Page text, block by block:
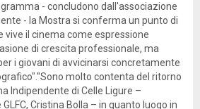
- concludono dall'associazione
- la Mostra si conferma un punto di
il cinema come espressione
di crescita professionale, ma
i giovani di avvicinarsi concretamente
molto contenta del ritorno
Indipendente di Celle Ligure –
Cristina Bolla – in quanto luogo in